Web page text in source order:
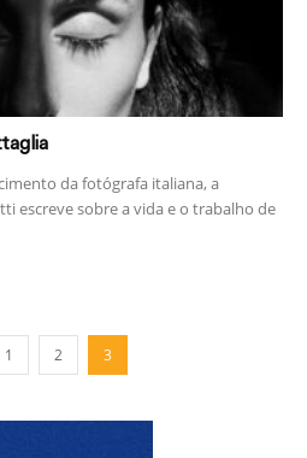
da fotógrafa italiana, a
escreve sobre a vida e o trabalho de
1 2 3